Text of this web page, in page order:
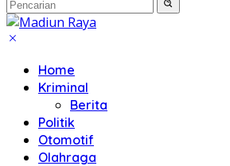
Home
Kriminal
Berita
Politik
Otomotif
Olahraga